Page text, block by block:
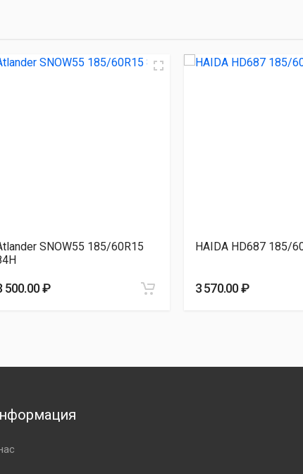
SNOW55 185/60R15
500.00 ₽
HAIDA HD687 185/
3 570.00 ₽